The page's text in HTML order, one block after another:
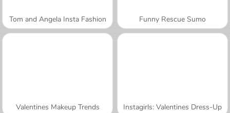
Tom and Angela Insta Fashion Funny Rescue Sumo
Valentines Makeup Trends Instagirls: Valentines Dress-Up